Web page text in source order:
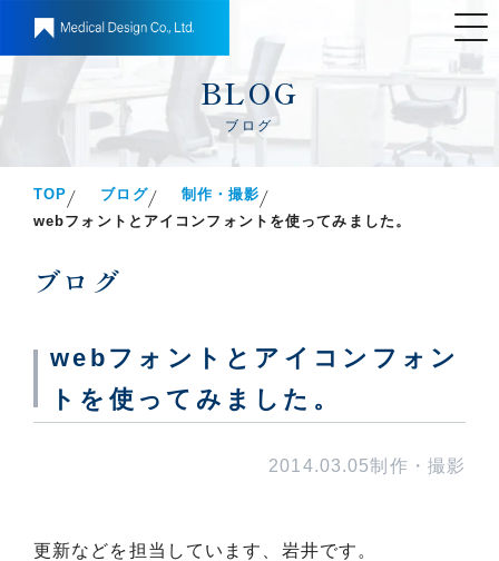
BLOG
ブログ
TOP ブログ
制作・撮影
webフォントとアイコンフォントを使ってみました。
ブログ
webフォントとアイコンフォン
トを使ってみました。
2014.03.05制作・撮影
更新などを担当しています、岩井です。